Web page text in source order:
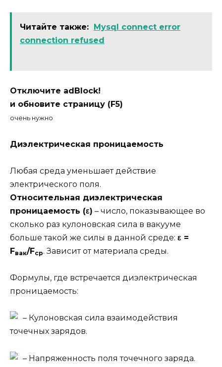
Читайте также: Mysql connect error
connection refused
Отключите adBlock!
и обновите страницу (F5)
очень нужно
Диэлектрическая проницаемость
Любая среда уменьшает действие
электрического поля.
Относительная диэлектрическая
проницаемость (ε) – число, показывающее во
сколько раз кулоновская сила в вакууме
больше такой же силы в данной среде: ε =
Fвак/Fср. Зависит от материала среды.
Формулы, где встречается диэлектрическая
проницаемость:
– Кулоновская сила взаимодействия
точечных зарядов.
– Напряженность поля точечного заряда.